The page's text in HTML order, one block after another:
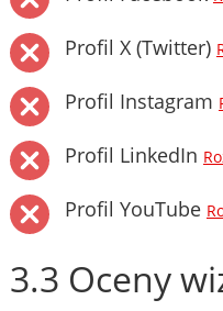
Profil X (Twitter)
Profil Instagram
Profil LinkedIn
Profil YouTube
3.3 Oceny